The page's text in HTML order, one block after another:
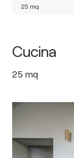
25 mq
Cucina
25 mq